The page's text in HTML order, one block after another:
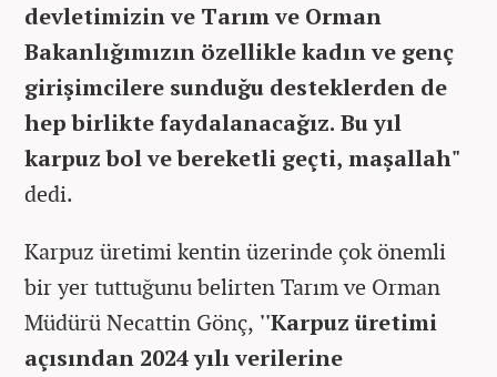
devletimizin ve Tarım ve Orman
Bakanlığımızın özellikle kadın ve genç
girişimcilere sunduğu desteklerden de
hep birlikte faydalanacağız. Bu yıl
karpuz bol ve bereketli geçti, maşallah"
dedi.
Karpuz üretimi kentin üzerinde çok önemli
bir yer tuttuğunu belirten Tarım ve Orman
Müdürü Necattin Gönç, ''Karpuz üretimi
açısından 2024 yılı verilerine